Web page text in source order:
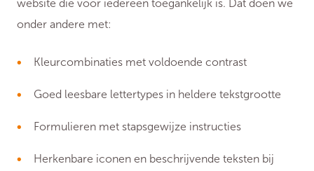
website die voor iedereen toegankelijk is. Dat doen we
onder andere met:
Kleurcombinaties met voldoende contrast
Goed leesbare lettertypes in heldere tekstgrootte
Formulieren met stapsgewijze instructies
Herkenbare iconen en beschrijvende teksten bij